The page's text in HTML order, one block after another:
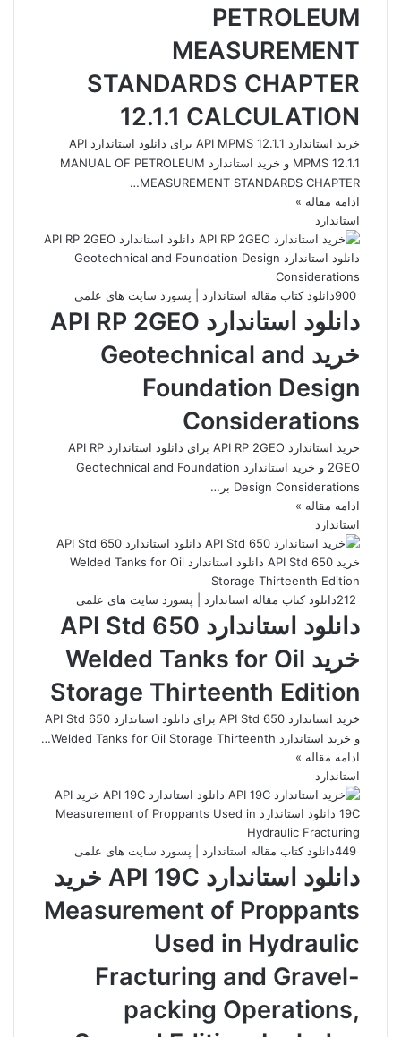
PETROLEUM
MEASUREMENT
STANDARDS CHAPTER
12.1.1 CALCULATION
خرید استاندارد API MPMS 12.1.1 برای دانلود استاندارد API
MPMS 12.1.1 و خرید استاندارد MANUAL OF PETROLEUM
MEASUREMENT STANDARDS CHAPTER…
ادامه مقاله »
استاندارد
دانلود کتاب مقاله استاندارد | پسورد سایت های علمی
دانلود استاندارد API RP 2GEO
خرید Geotechnical and
Foundation Design
Considerations
خرید استاندارد API RP 2GEO برای دانلود استاندارد API RP
2GEO و خرید استاندارد Geotechnical and Foundation
Design Considerations بر…
ادامه مقاله »
استاندارد
دانلود کتاب مقاله استاندارد | پسورد سایت های علمی
دانلود استاندارد API Std 650
خرید Welded Tanks for Oil
Storage Thirteenth Edition
خرید استاندارد API Std 650 برای دانلود استاندارد API Std 650
و خرید استاندارد Welded Tanks for Oil Storage Thirteenth…
ادامه مقاله »
استاندارد
دانلود کتاب مقاله استاندارد | پسورد سایت های علمی
دانلود استاندارد API 19C خرید
Measurement of Proppants
Used in Hydraulic
Fracturing and Gravel-
packing Operations,